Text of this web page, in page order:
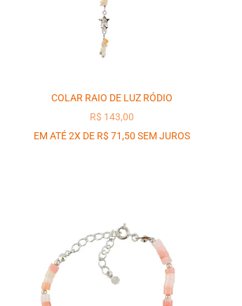
COLAR RAIO DE LUZ RÓDIO
PREÇO PROMOCIONAL
R$ 143,00
EM ATÉ 2X DE R$ 71,50 SEM JUROS